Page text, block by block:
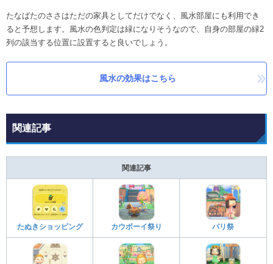
たなばたのささはただの家具としてだけでなく、風水部屋にも利用でき
ると予想します。風水の色判定は緑になりそうなので、自身の部屋の緑2
列の該当する位置に設置すると良いでしょう。
風水の効果はこちら
関連記事
関連記事
たぬきショッピング カウボーイ祭り パリ祭